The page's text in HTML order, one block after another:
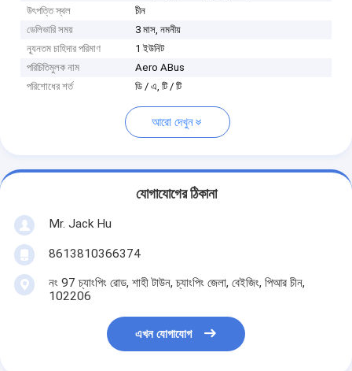
উৎপত্তি স্থল
চীন
ডেলিভারি সময়
3 মাস, নমনীয়
ন্যূনতম চাহিদার পরিমাণ
1 ইউনিট
পরিচিতিমুলক নাম
Aero ABus
পরিশোধের শর্ত
ডি / এ, টি / টি
আরো দেখুন
যোগাযোগের ঠিকানা
Mr. Jack Hu
8613810366374
নং 97 চ্যাংপিং রোড, শাহী টাউন, চ্যাংপিং জেলা, বেইজিং, পিআর চীন,
102206
এখন যোগাযোগ